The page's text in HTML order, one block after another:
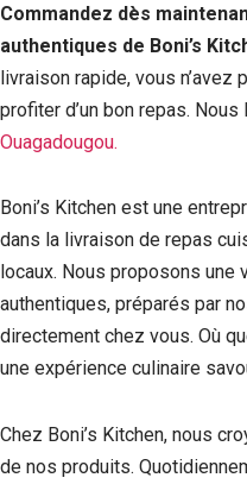
Commandez dès
authentiques de Boni’s
livraison rapide, vous
profiter d’un bon repas.
Ouagadougou.
Boni’s Kitchen est une
dans la livraison de repas
locaux. Nous proposons
authentiques, préparés par
directement chez vous. Où
une expérience culinaire
Chez Boni’s Kitchen, nous
de nos produits.